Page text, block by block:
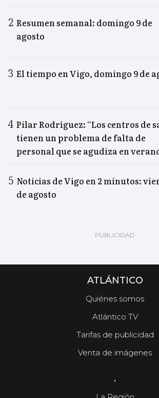
Resumen semanal: domingo 9 de
agosto
El tiempo en Vigo, domingo 9 de
Pilar Rodríguez: “Los centros de
tienen un problema de falta de
personal que se agudiza en
Noticias de Vigo en 2 minutos:
de agosto
ATLÁNTICO
Quiénes somos
Atlántico TV
Tarifas de publicidad
Venta de imágenes
.